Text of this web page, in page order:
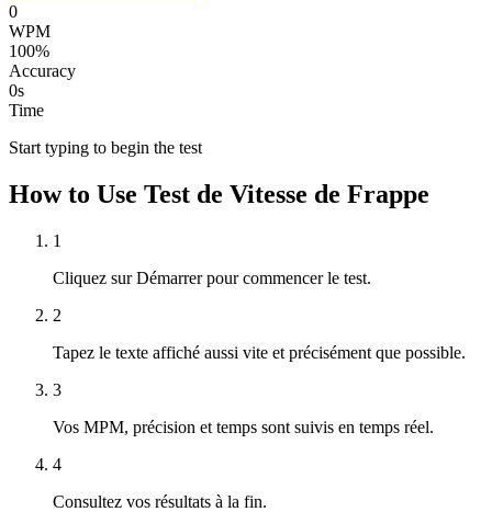
0
WPM
100%
Accuracy
0s
Time
Start typing to begin the test
How to Use Test de Vitesse de Frappe
1
Cliquez sur Démarrer pour commencer le test.
2
Tapez le texte affiché aussi vite et précisément que possible.
3
Vos MPM, précision et temps sont suivis en temps réel.
4
Consultez vos résultats à la fin.